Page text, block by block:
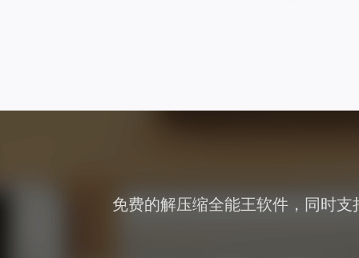
免费的解压缩全能王软件，同时